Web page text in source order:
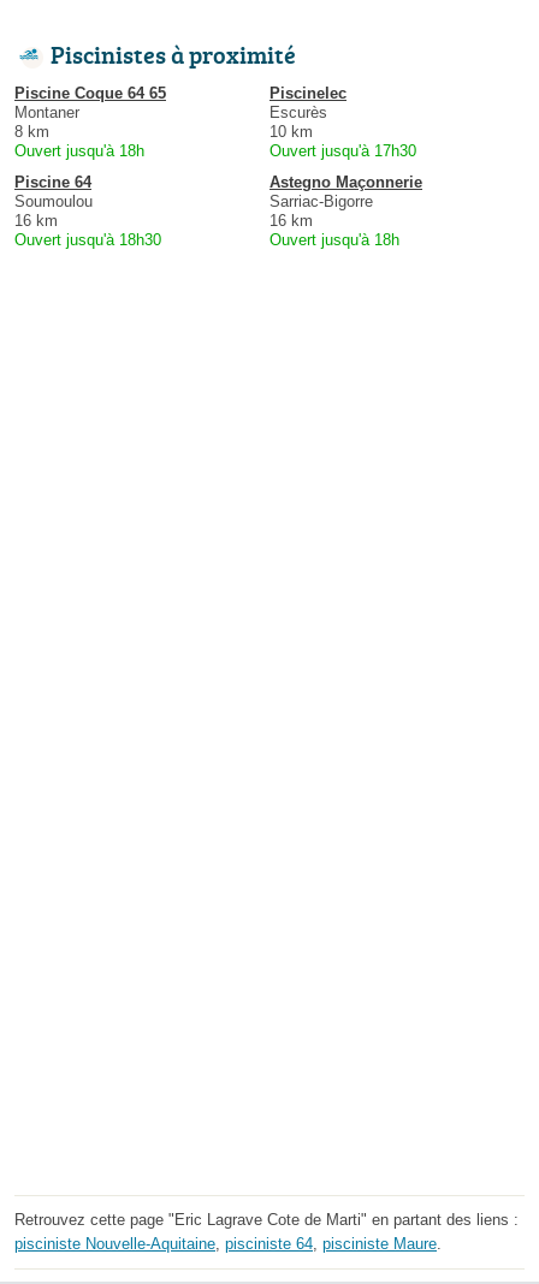
Piscinistes à proximité
Piscine Coque 64 65
Montaner
8 km
Ouvert jusqu'à 18h
Piscinelec
Escurès
10 km
Ouvert jusqu'à 17h30
Piscine 64
Soumoulou
16 km
Ouvert jusqu'à 18h30
Astegno Maçonnerie
Sarriac-Bigorre
16 km
Ouvert jusqu'à 18h
Retrouvez cette page "Eric Lagrave Cote de Marti" en partant des liens :
pisciniste Nouvelle-Aquitaine pisciniste 64 pisciniste Maure